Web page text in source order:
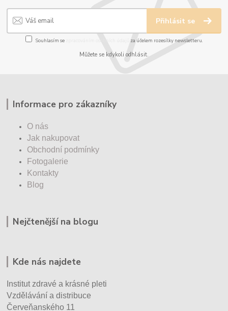
Přihlásit se
Souhlasím se za účelem rozesílky newsletteru.
Můžete se kdykoli odhlásit.
Informace pro zákazníky
O nás
Jak nakupovat
Obchodní podmínky
Fotogalerie
Kontakty
Blog
Nejčtenější na blogu
Kde nás najdete
Institut zdravé a krásné pleti
Vzdělávání a distribuce
Červeňanského 11